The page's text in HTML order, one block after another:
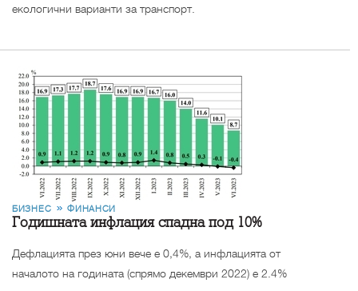
екологични варианти за транспорт.
БИЗНЕС ФИНАНСИ
Годишната инфлация спадна под 10%
Дефлацията през юни вече е 0,4%, а инфлацията от
началото на годината (спрямо декември 2022) е 2.4%